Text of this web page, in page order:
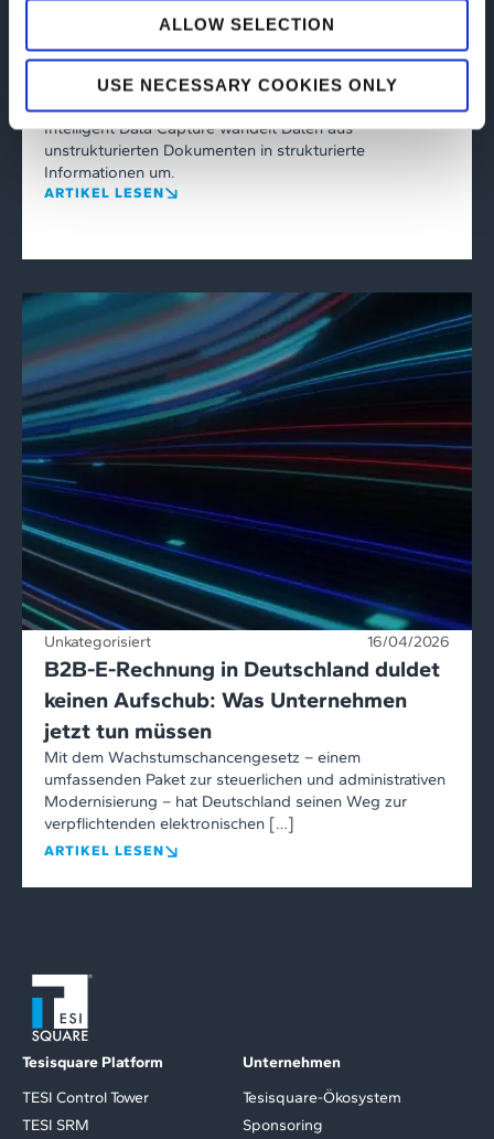
ALLOW SELECTION
USE NECESSARY COOKIES ONLY
Intelligent Data Capture: intelligente
OCR-Technologie, die digitale Prozesse
Intelligent Data Capture wandelt Daten aus
unstrukturierten Dokumenten in strukturierte
Informationen um.
ARTIKEL LESEN
Unkategorisiert 16/04/2026
B2B-E-Rechnung in Deutschland duldet
keinen Aufschub: Was Unternehmen
jetzt tun müssen
Mit dem Wachstumschancengesetz – einem
umfassenden Paket zur steuerlichen und administrativen
Modernisierung – hat Deutschland seinen Weg zur
verpflichtenden elektronischen […]
ARTIKEL LESEN
Tesisquare Platform
TESI Control Tower
TESI SRM
Unternehmen
Tesisquare-Ökosystem
Sponsoring